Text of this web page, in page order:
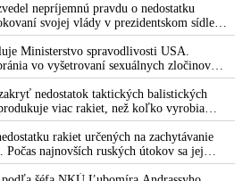
nepríjemnú pravdu o nedostatku
svojej vlády v prezidentskom sídle
a preto musel odložiť plánované útoky na
údajne pohádal so šéfom Pentagónu, lebo
Ministerstvo spravodlivosti USA.
vo vyšetrovaní sexuálnych zločinov
Jeffreyho Epsteina. Ten mal nariadiť, aby
ktoré boli uškrtené počas drsného
v blízkosti jeho ranča v tomto americkom
nedostatok taktických balistických
viac rakiet, než koľko vyrobia
Patriot dohromady
rakiet určených na zachytávanie
najnovších ruských útokov sa jej
Volodymyr Zelenskyj sa v zúfalstve snaží